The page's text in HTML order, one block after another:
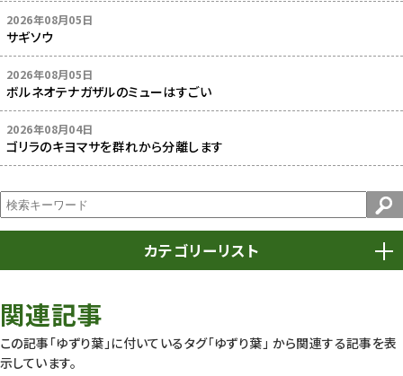
2026年08月05日
サギソウ
2026年08月05日
ボルネオテナガザルのミューはすごい
2026年08月04日
ゴリラのキヨマサを群れから分離します
カテゴリーリスト
動物園
動物園長のZooコラム
関連記事
この記事「ゆずり葉」に付いているタグ「ゆずり葉」 から関連する記事を表
示しています。